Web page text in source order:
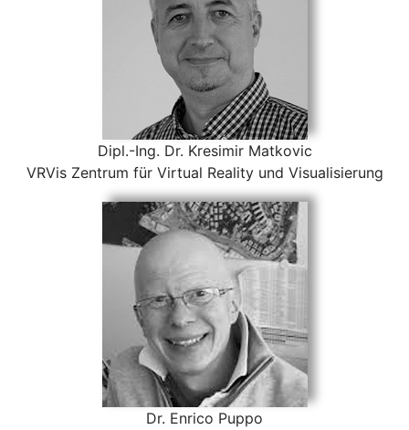
Dipl.-Ing. Dr. Kresimir Matkovic
VRVis Zentrum für Virtual Reality und Visualisierung
Dr. Enrico Puppo